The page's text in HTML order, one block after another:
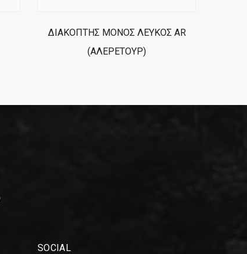
ΔΙΑΚΟΠΤΗΣ ΜΟΝΟΣ ΛΕΥΚΟΣ AR
(ΑΛΕΡΕΤΟΥΡ)
SOCIAL